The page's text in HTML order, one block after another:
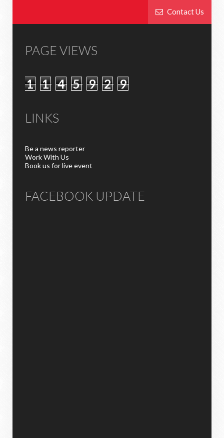
Contact Us
PAGE VIEWS
1 1 4 5 9 2 9
LINKS
Be a news reporter
Work With Us
Book us for live event
FACEBOOK UPDATE